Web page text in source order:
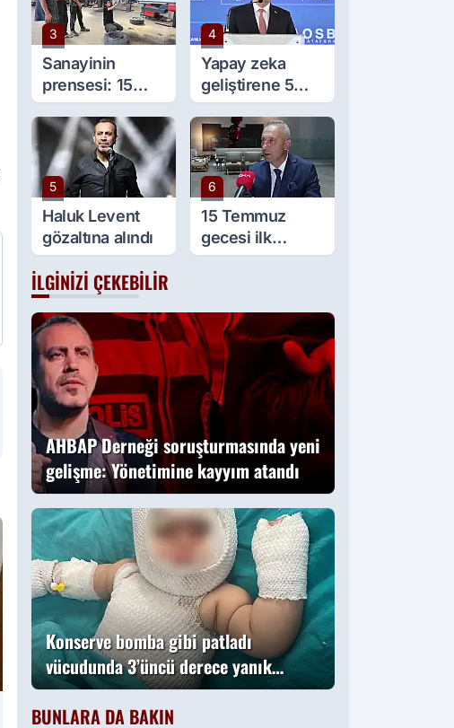
3
Sanayinin
prensesi: 15
yaşında 5 çırağı
var
4
Yapay zeka
geliştirene 5
milyon lira kredi
desteği
5
Haluk Levent
gözaltına alındı
6
15 Temmuz
gecesi ilk
gözaltı talimatını
Ömer Faruk
Aydıner o anları
anlattı
İLGINIZI ÇEKEBILIR
AHBAP Derneği soruşturmasında yeni
gelişme: Yönetimine kayyım atandı
Konserve bomba gibi patladı
vücudunda 3’üncü derece yanık
oluştu
BUNLARA DA BAKIN